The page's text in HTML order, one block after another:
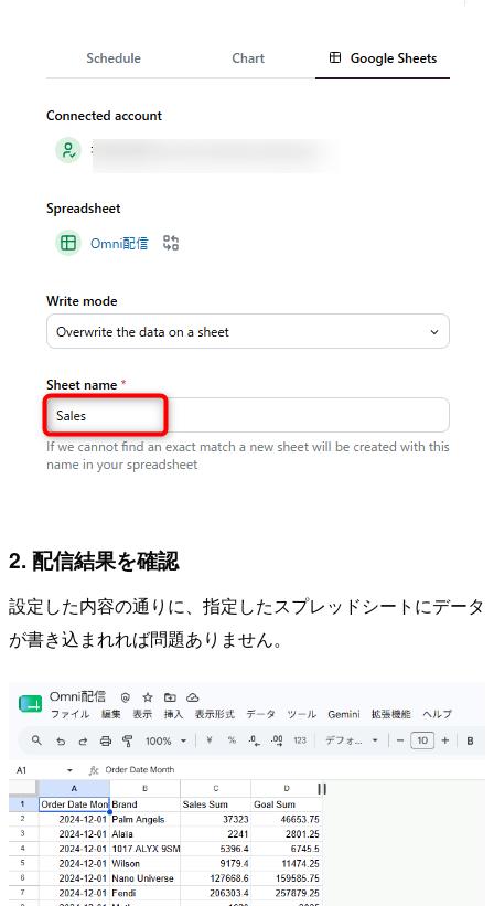
2. 配信結果を確認
設定した内容の通りに、指定したスプレッドシートにデータ
が書き込まれれば問題ありません。